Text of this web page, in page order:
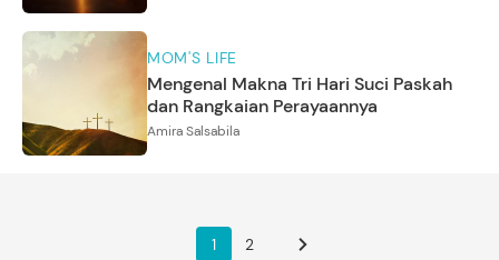
MOM'S LIFE
Mengenal Makna Tri Hari Suci Paskah
dan Rangkaian Perayaannya
Amira Salsabila
1 2